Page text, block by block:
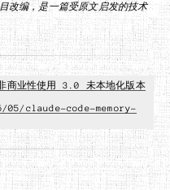
改编，是一篇受原文启发的技术
商业性使用 3.0 未本地化版本
claude-code-memory-